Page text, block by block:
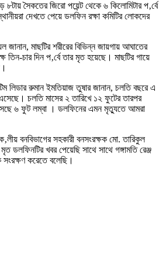
৮টায় সৈকতের জিরো পয়েন্ট থেকে ৬ কিলোমিটার প‚র্বে
দেখতে পেয়ে ডলফিন রক্ষা কমিটির লোকদের
জানান, মাছটির শরীরের বিভিন্ন জায়গায় আঘাতের
তিন-চার দিন প‚র্বে তার মৃত হয়েছে। মাছটির গায়ে
লিডার রুমান ইমতিয়াজ তুষার জানান, চলতি বছরে এ
চলতি মাসের ২ তারিখে ১২ ফুটের তারপর
৬ ফুট লম্বা । ডলফিনের এমন মৃত্যুতে আমরা
বনবিভাগের সহকারী বনসংরক্ষক মো. তারিকুল
খবর পেয়েছি সাথে সাথে গঙ্গামতি রেঞ্জ
সংরক্ষণ করেতে বলেছি।